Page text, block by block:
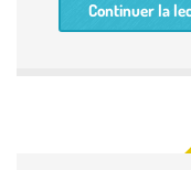
Continuer la